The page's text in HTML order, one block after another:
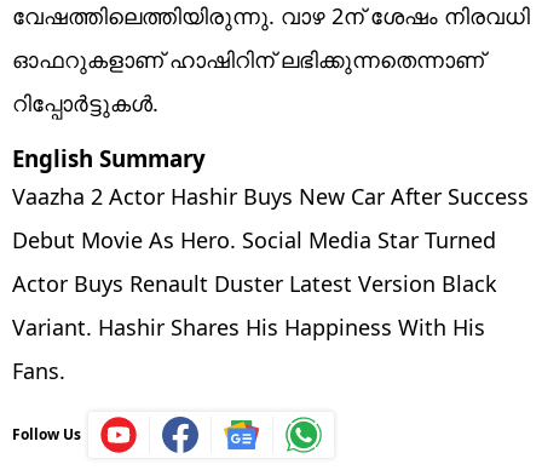
വേഷത്തിലെത്തിയിരുന്നു. വാഴ 2ന് ശേഷം നിരവധി
ഓഫറുകളാണ് ഹാഷിറിന് ലഭിക്കുന്നതെന്നാണ്
റിപ്പോർട്ടുകൾ.
English Summary
Vaazha 2 Actor Hashir Buys New Car After Success
Debut Movie As Hero. Social Media Star Turned
Actor Buys Renault Duster Latest Version Black
Variant. Hashir Shares His Happiness With His
Fans.
Follow Us